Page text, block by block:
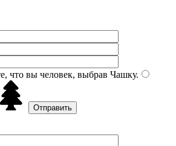
что вы человек, выбрав Чашку.